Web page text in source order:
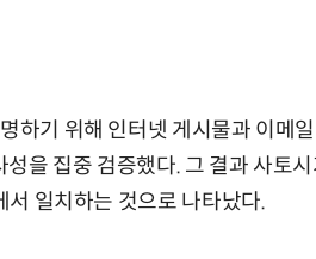
하기 위해 인터넷 게시물과 이메
을 집중 검증했다. 그 결과 사토
일치하는 것으로 나타났다.